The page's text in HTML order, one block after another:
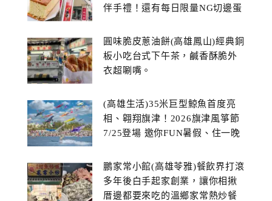
伴手禮！還有每日限量NG切邊蛋
圓味脆皮蔥油餅(高雄鳳山)經典銅
板小吃台式下午茶，鹹香酥脆外
衣超唰嘴。
(高雄生活)35米巨型鯨魚首度亮
相、翱翔旗津！2026旗津風箏節
7/25登場 邀你FUN暑假、住一晚
鵬家常小館(高雄苓雅)餐飲界打滾
多年後白手起家創業，讓你相揪
厝邊都要來吃的溫鄉家常熱炒餐